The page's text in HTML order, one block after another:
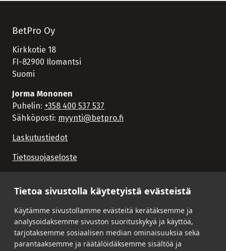
Tietoa sivustolla käytetyistä evästeistä
Käytämme sivustollamme evästeitä kerätäksemme ja
analysoidaksemme sivuston suorituskykyä ja käyttöä,
tarjotaksemme sosiaalisen median ominaisuuksia sekä
parantaaksemme ja räätälöidäksemme sisältöä ja
BetPro Oy
Kirkkotie 18
FI-82900 Ilomantsi
Suomi
Jorma Mononen
Puhelin: +358 400 537 537
Sähköposti: myynti@betpro.fi
Laskutustiedot
Tietosuojaseloste